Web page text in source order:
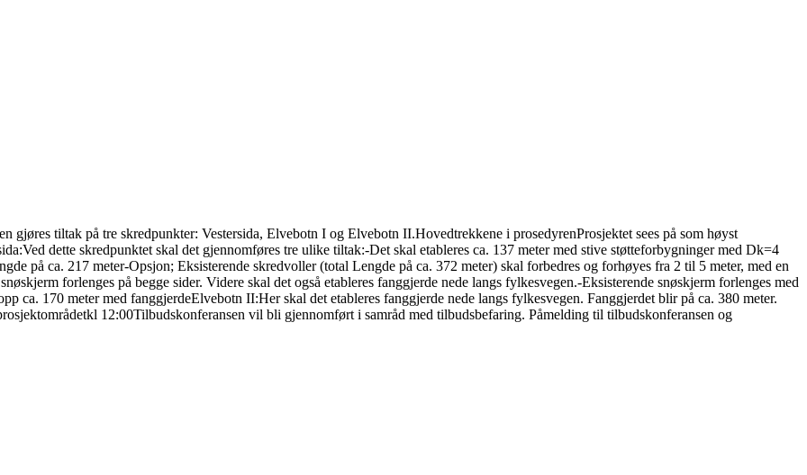
gjøres tiltak på tre skredpunkter: Vestersida, Elvebotn I og Elvebotn II.Hovedtrekkene i prosedyrenProsjektet sees på som høyst
dette skredpunktet skal det gjennomføres tre ulike tiltak:-Det skal etableres ca. 137 meter med stive støtteforbygninger med Dk=4
på ca. 217 meter-Opsjon; Eksisterende skredvoller (total Lengde på ca. 372 meter) skal forbedres og forhøyes fra 2 til 5 meter, med en
forlenges på begge sider. Videre skal det også etableres fanggjerde nede langs fylkesvegen.-Eksisterende snøskjerm forlenges med
ca. 170 meter med fanggjerdeElvebotn II:Her skal det etableres fanggjerde nede langs fylkesvegen. Fanggjerdet blir på ca. 380 meter.
12:00Tilbudskonferansen vil bli gjennomført i samråd med tilbudsbefaring. Påmelding til tilbudskonferansen og